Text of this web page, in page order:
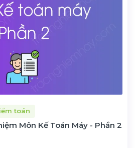
toán
Môn Kế Toán Máy - Phần 2